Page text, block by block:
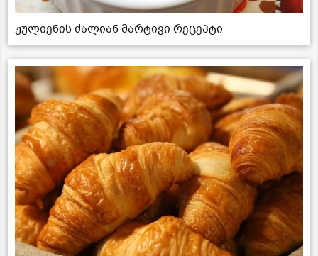
ჟულიენის ძალიან მარტივი რეცეპტი